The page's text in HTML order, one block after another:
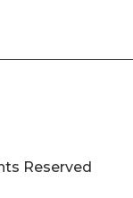
Reserved